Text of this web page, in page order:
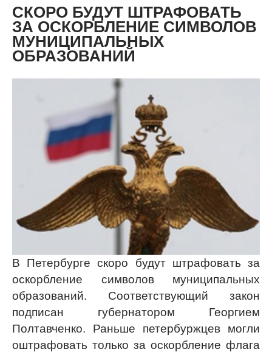
СКОРО БУДУТ ШТРАФОВАТЬ
ЗА ОСКОРБЛЕНИЕ СИМВОЛОВ
МУНИЦИПАЛЬНЫХ
ОБРАЗОВАНИЙ
В Петербурге скоро будут штрафовать за
оскорбление символов муниципальных
образований. Соответствующий закон
подписан губернатором Георгием
Полтавченко. Раньше петербуржцев могли
оштрафовать только за оскорбление флага